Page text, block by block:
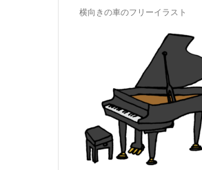
横向きの車のフリーイラスト